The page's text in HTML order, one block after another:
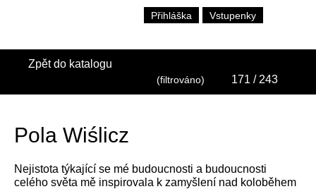
Přihláška Vstupenky
Zpět do katalogu
(filtrováno) 171 / 243
Pola Wiślicz
Nejistota týkající se mé budoucnosti a budoucnosti
celého světa mě inspirovala k zamyšlení nad koloběhem